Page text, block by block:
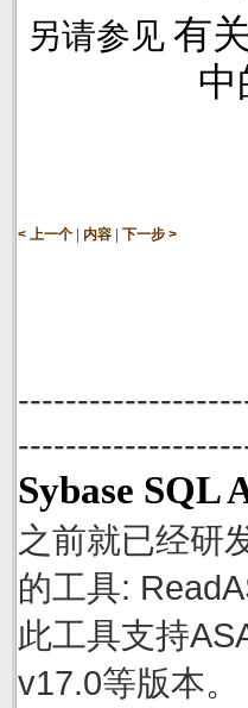
另请参见 有
中
< 上一个 | 内容 | 下一步 >
Sybase SQL
之前就已经研
的工具:
此工具支持
v17.0等版本。